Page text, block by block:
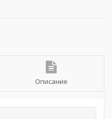
Описание